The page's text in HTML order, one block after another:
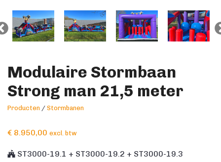
Modulaire Stormbaan
Strong man 21,5 meter
Producten / Stormbanen
€ 8.950,00 excl. btw
ST3000-19.1 + ST3000-19.2 + ST3000-19.3